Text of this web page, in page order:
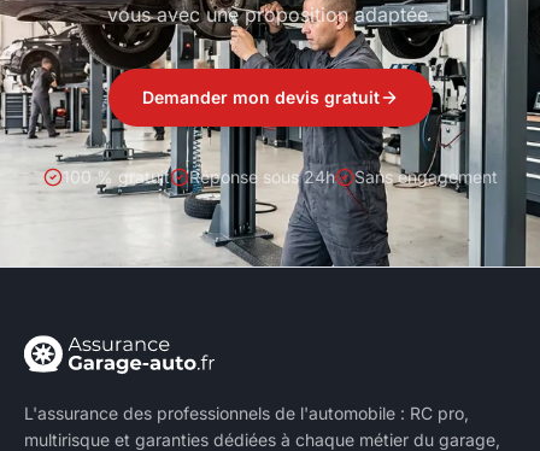
vous avec une proposition adaptée.
Demander mon devis gratuit
100 % gratuit Réponse sous 24h Sans engagement
L'assurance des professionnels de l'automobile : RC pro,
multirisque et garanties dédiées à chaque métier du garage,